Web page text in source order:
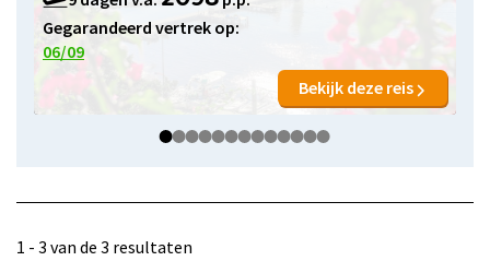
Gegarandeerd vertrek op:
06/09
Bekijk deze reis
1 - 3 van de 3 resultaten